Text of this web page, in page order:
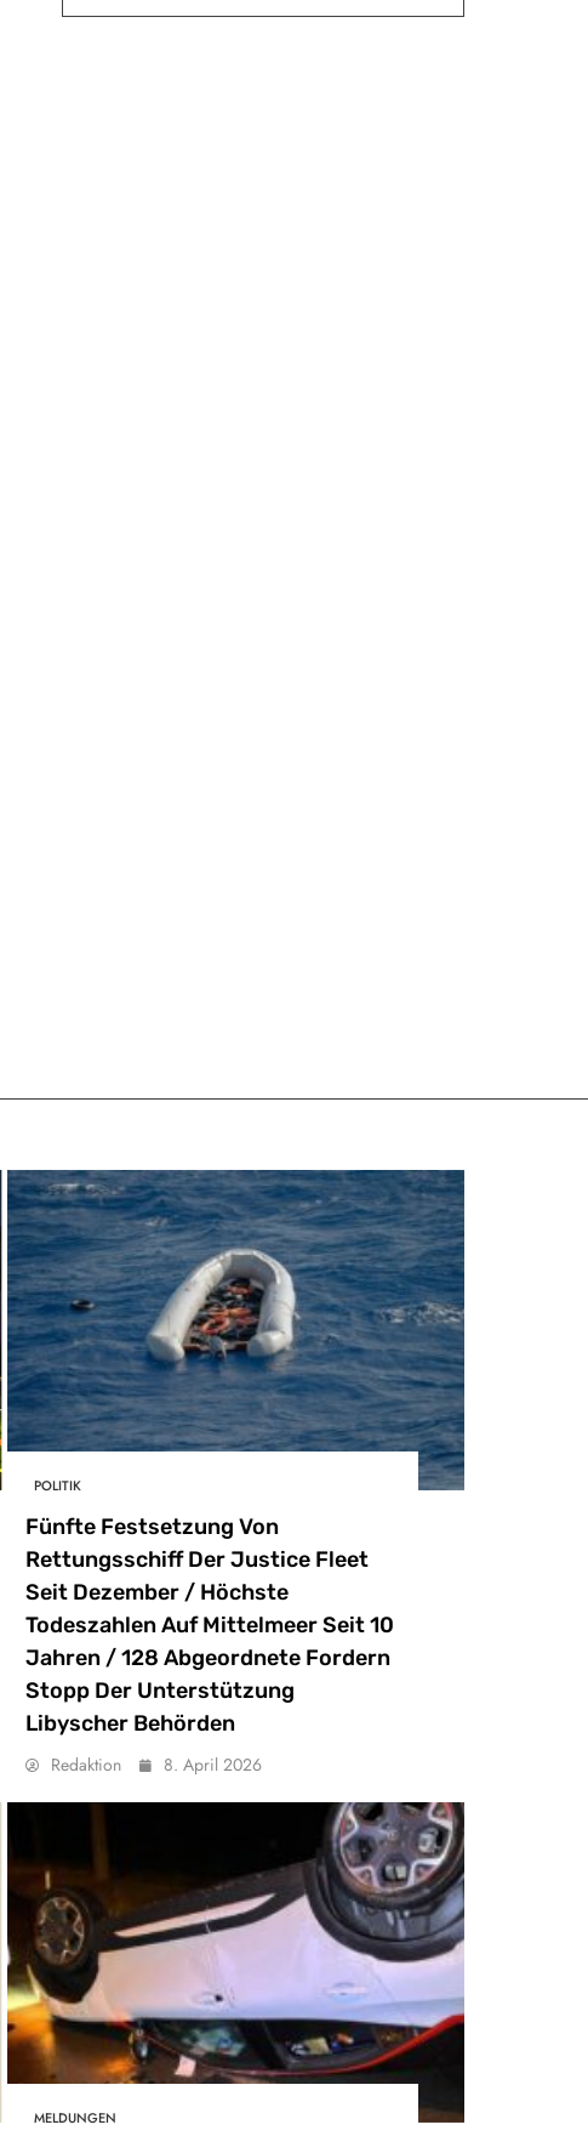
POLITIK
Fünfte Festsetzung Von
Rettungsschiff Der Justice Fleet
Seit Dezember / Höchste
Todeszahlen Auf Mittelmeer Seit 10
Jahren / 128 Abgeordnete Fordern
Stopp Der Unterstützung
Libyscher Behörden
Redaktion 8. April 2026
MELDUNGEN